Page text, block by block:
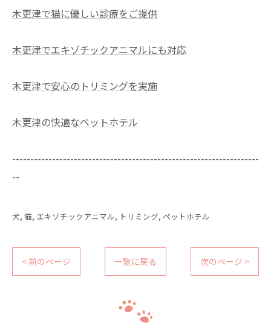
木更津で猫に優しい診療をご提供
木更津でエキゾチックアニマルにも対応
木更津で安心のトリミングを実施
木更津の快適なペットホテル
--------------------------------------------------------------------
--
犬 猫 エキゾチックアニマル トリミング ペットホテル
< 前のページ 一覧に戻る 次のページ >